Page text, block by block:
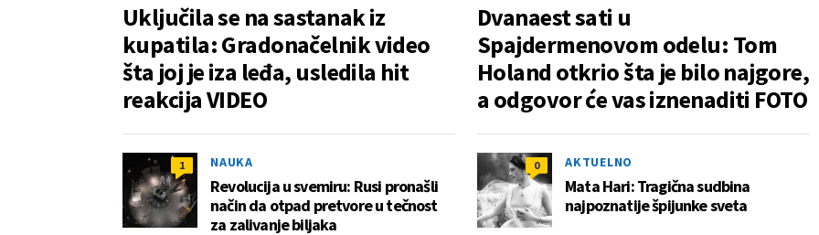
Uključila se na sastanak iz
kupatila: Gradonačelnik video
šta joj je iza leđa, usledila hit
reakcija VIDEO
Dvanaest sati u
Spajdermenovom odelu: Tom
Holand otkrio šta je bilo najgore,
a odgovor će vas iznenaditi FOTO
1 NAUKA
Revolucija u svemiru: Rusi pronašli
način da otpad pretvore u tečnost
za zalivanje biljaka
0 AKTUELNO
Mata Hari: Tragična sudbina
najpoznatije špijunke sveta